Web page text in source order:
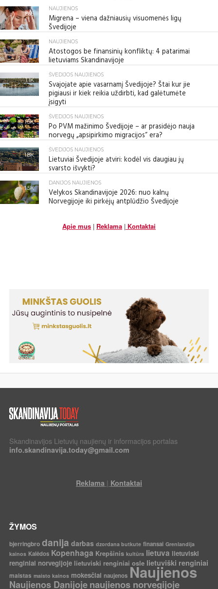
865
NAUJIENOS
Migrena – viena dažniausių visuomenės ligų
Švedijoje
913
NAUJIENOS
Atostogos be finansinių konfliktų: 4 patarimai
lietuviams Skandinavijoje
1.1K
ŠVEDIJOS NAUJIENOS
Svajojate apie vasarnamį Švedijoje? Štai kur jie
pigiausi ir kiek reikia uždirbti, kad galėtumėte
įsigyti
1.5K
ŠVEDIJOS NAUJIENOS
Po PVM mažinimo Švedijoje – ar prasidėjo nauja
norvegų „apsipirkimo migracijos“ era?
1.8K
ŠVEDIJOS NAUJIENOS
Lietuviai Švedijoje atviri: kodėl vis daugiau jų
svarsto išvykti?
1.5K
DANIJOS NAUJIENOS
Velykos Skandinavijoje 2026: nuo kalnų
Norvegijoje iki pirkėjų antplūdžio Švedijoje
Apie mus| Reklama| Kontaktai
Skandinavijos Lietuvių naujienų ir informacijos portalas
info.skandinavija.today@gmail.com
Reklama| Kontaktai
ŽYMOS
bjerringbro danija darbas dzordana butkute finansai Grenlandija
kainos Kalėdos Kopenhaga Krepšinis kultūra lietuva lietuviski
renginiai norvegijoje lietuviski renginiai osle lietuviški renginiai
maistas maisto kainos mokesčiai naujenos Naujienos
Naujienos Danijojenaujienos norvegijoje